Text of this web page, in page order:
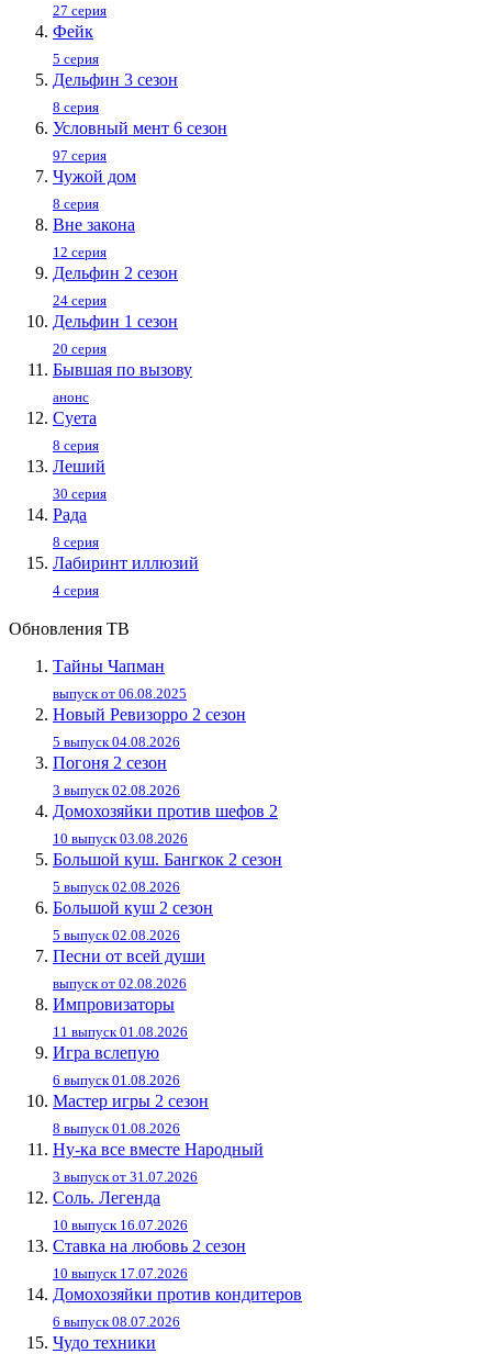
27 серия
Фейк
5 серия
Дельфин 3 сезон
8 серия
Условный мент 6 сезон
97 серия
Чужой дом
8 серия
Вне закона
12 серия
Дельфин 2 сезон
24 серия
Дельфин 1 сезон
20 серия
Бывшая по вызову
анонс
Суета
8 серия
Леший
30 серия
Рада
8 серия
Лабиринт иллюзий
4 серия
Обновления ТВ
Тайны Чапман
выпуск от 06.08.2025
Новый Ревизорро 2 сезон
5 выпуск 04.08.2026
Погоня 2 сезон
3 выпуск 02.08.2026
Домохозяйки против шефов 2
10 выпуск 03.08.2026
Большой куш. Бангкок 2 сезон
5 выпуск 02.08.2026
Большой куш 2 сезон
5 выпуск 02.08.2026
Песни от всей души
выпуск от 02.08.2026
Импровизаторы
11 выпуск 01.08.2026
Игра вслепую
6 выпуск 01.08.2026
Мастер игры 2 сезон
8 выпуск 01.08.2026
Ну-ка все вместе Народный
3 выпуск от 31.07.2026
Соль. Легенда
10 выпуск 16.07.2026
Ставка на любовь 2 сезон
10 выпуск 17.07.2026
Домохозяйки против кондитеров
6 выпуск 08.07.2026
Чудо техники